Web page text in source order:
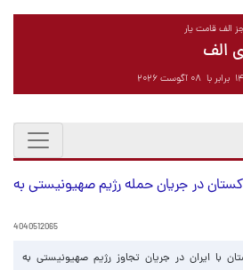
الف قامت یار
الف
در جریان حمله رژیم صهیونیستی به
4040512065
با ایران در جریان تجاوز رژیم صهیونیستی به